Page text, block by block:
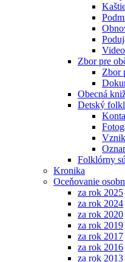
Video
Zbor pre
Zbor
Obecná
Detský
Folklórny
Kronika
Oceňovanie
za rok 2025
za rok 2024
za rok 2020
za rok 2019
za rok 2017
za rok 2016
za rok 2013